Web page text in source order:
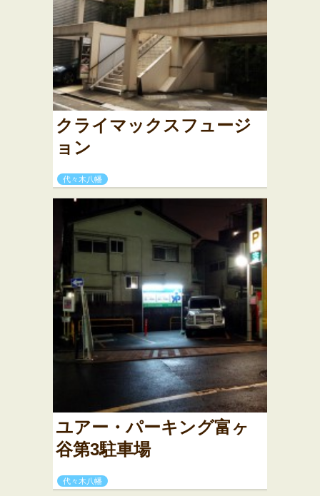
クライマックスフュージ
ョン
代々木八幡
ユアー・パーキング富ヶ
谷第3駐車場
代々木八幡